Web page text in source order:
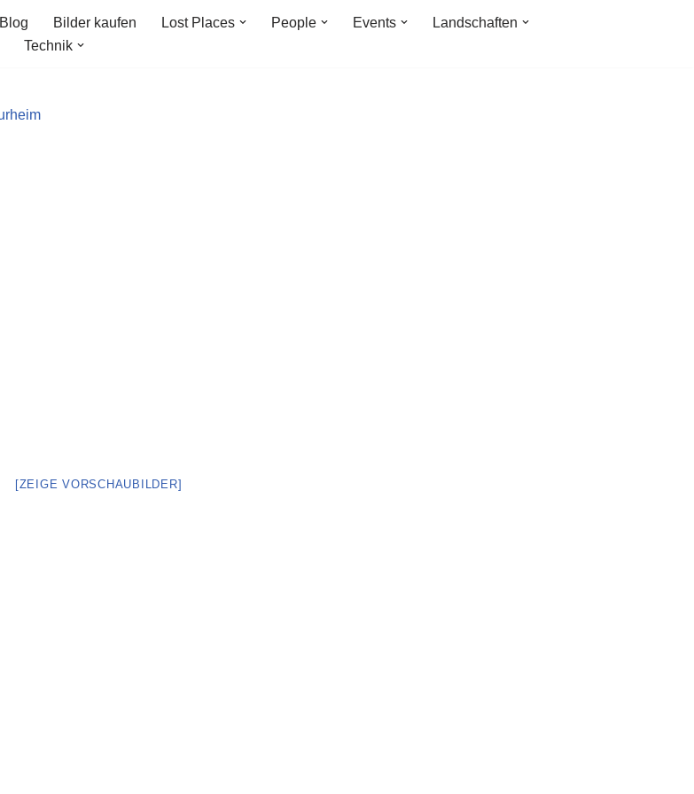
Blog Bilder kaufen Lost Places People Events
Landschaften
Technik
[ZEIGE VORSCHAUBILDER]